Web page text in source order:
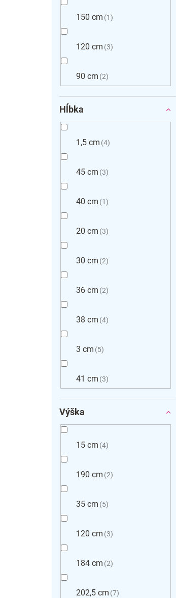
150 cm 1
120 cm 3
90 cm 2
Hĺbka
1,5 cm 4
45 cm 3
40 cm 1
20 cm 3
30 cm 2
36 cm 2
38 cm 4
3 cm 5
41 cm 3
Výška
15 cm 4
190 cm 2
35 cm 5
120 cm 3
184 cm 2
202,5 cm 7